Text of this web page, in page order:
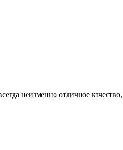
неизменно отличное